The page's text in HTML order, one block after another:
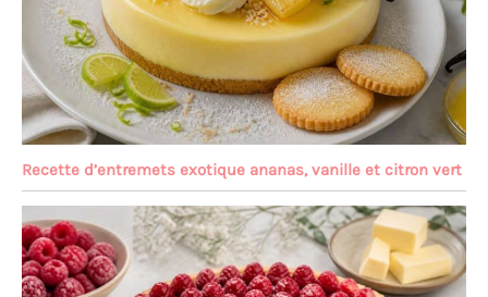
Recette d’entremets exotique ananas, vanille et citron vert